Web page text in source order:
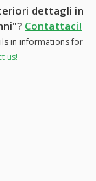
dettagli in
Contattaci!
in informations for
us!